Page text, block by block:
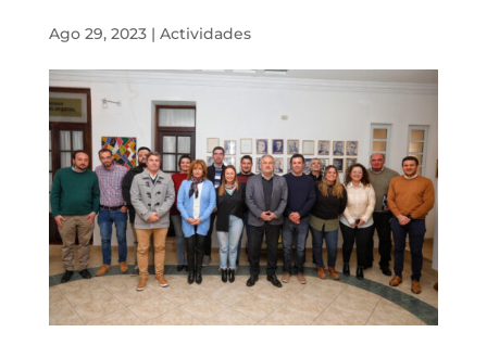
Ago 29, 2023| Actividades